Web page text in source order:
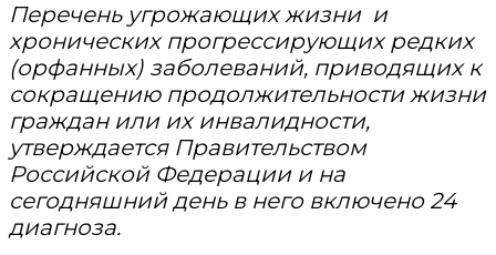
Перечень угрожающих жизни и
хронических прогрессирующих редких
(орфанных) заболеваний, приводящих к
сокращению продолжительности жизни
граждан или их инвалидности,
утверждается Правительством
Российской Федерации и на
сегодняшний день в него включено 24
диагноза.